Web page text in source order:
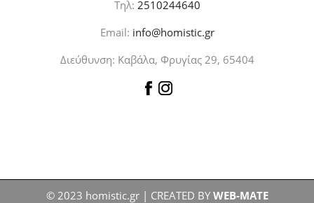
Τηλ: 2510244640
Email: info@homistic.gr
Διεύθυνση: Καβάλα, Φρυγίας 29, 65404
© 2023 homistic.gr | CREATED BY WEB-MATE